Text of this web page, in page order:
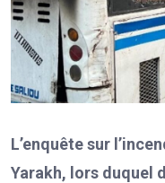
L’enquête sur
Yarakh, lors duquel